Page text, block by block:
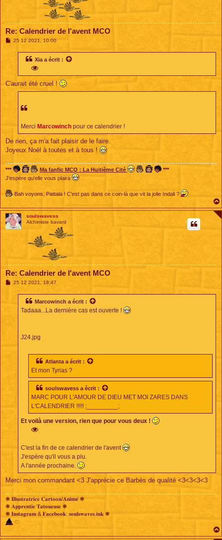
Re: Calendrier de l'avent MCO
M25 12 2021, 10:00
Xiaa écrit :
C'aurait été cruel !
Merci Marcowinch pour ce calendrier !
De rien, ça m'a fait plaisir de le faire.
Joyeux Noël à toutes et à tous !
*** Ma fanfic MCO : La Huitième Cité
***
J'espère qu'elle vous plaira
Bah voyons, Pattala ! C'est pas dans ce coin-là que vit la jolie Indali ?
soulswavess
Alchimiste bavard
Re: Calendrier de l'avent MCO
M25 12 2021, 18:47
Marcowinch a écrit :
Tadaaa...La dernière cas est ouverte !
J24.jpg
Atlanta a écrit :
Et mon Tyrias ?
soulswavess a écrit :
MARC POUR L'AMOUR DE DIEU MET MOI ZARES DANS
L'CALENDRIER !!!!! ;_________;
Et voilà une version, rien que pour vous deux !
C'est la fin de ce calendrier de l'avent
J'espère qu'il vous a plu.
A l'année prochaine.
Merci mon commandant <3 J'apprécie ce Barbès de qualité <3<3<3<3
❃ 𝐈𝐥𝐥𝐮𝐬𝐭𝐫𝐚𝐭𝐫𝐢𝐜𝐞 𝐂𝐚𝐫𝐭𝐨𝐨𝐧/𝐀𝐧𝐢𝐦𝐞́ ❃
❃ 𝐀𝐩𝐩𝐫𝐞𝐧𝐭𝐢𝐞 𝐓𝐚𝐭𝐨𝐮𝐞𝐮𝐬𝐞 ❃
❃ 𝐈𝐧𝐬𝐭𝐚𝐠𝐫𝐚𝐦 & 𝐅𝐚𝐜𝐞𝐛𝐨𝐨𝐤: 𝐬𝐨𝐮𝐥𝐬𝐰𝐚𝐯𝐞𝐬.𝐢𝐧𝐤 ❃
♡